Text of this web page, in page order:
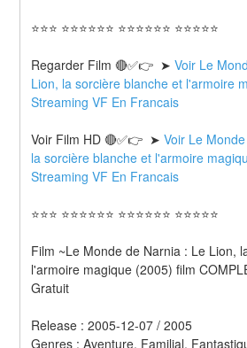
⭐⭐⭐ ⭐⭐⭐⭐⭐⭐ ⭐⭐⭐⭐⭐⭐ ⭐⭐⭐⭐⭐
Regarder Film 🔴✅👉  ➤ Voir Le
Lion, la sorcière blanche et l'armoire
Streaming VF En Francais
Voir Film HD 🔴✅👉  ➤ Voir Le
la sorcière blanche et l'armoire
Streaming VF En Francais
⭐⭐⭐ ⭐⭐⭐⭐⭐⭐ ⭐⭐⭐⭐⭐⭐ ⭐⭐⭐⭐⭐
Film ~Le Monde de Narnia : Le Lion,
l'armoire magique (2005) film
Gratuit
Release : 2005-12-07 / 2005
Genres : Aventure, Familial,